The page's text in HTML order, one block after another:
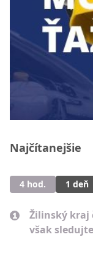
Najčítanejšie
4 hod. 1 deň
Žilinský kraj
však